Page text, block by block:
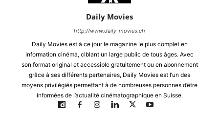
Daily Movies
http://www.daily-movies.ch
Daily Movies est à ce jour le magazine le plus complet en
information cinéma, ciblant un large public de tous âges. Avec
son format original et accessible gratuitement ou en abonnement
grâce à ses différents partenaires, Daily Movies est l’un des
moyens privilégiés permettant à de nombreuses personnes d’être
informées de l’actualité cinématographique en Suisse.